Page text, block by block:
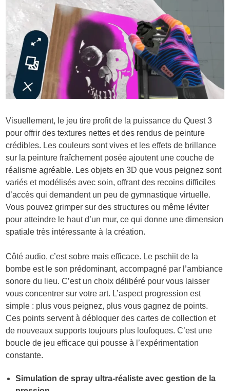
Visuellement, le jeu tire profit de la puissance du Quest 3
pour offrir des textures nettes et des rendus de peinture
crédibles. Les couleurs sont vives et les effets de brillance
sur la peinture fraîchement posée ajoutent une couche de
réalisme agréable. Les objets en 3D que vous peignez sont
variés et modélisés avec soin, offrant des recoins difficiles
d’accès qui demandent un peu de gymnastique virtuelle.
Vous pouvez grimper sur des structures ou même léviter
pour atteindre le haut d’un mur, ce qui donne une dimension
spatiale très intéressante à la création.
Côté audio, c’est sobre mais efficace. Le pschiit de la
bombe est le son prédominant, accompagné par l’ambiance
sonore du lieu. C’est un choix délibéré pour vous laisser
vous concentrer sur votre art. L’aspect progression est
simple : plus vous peignez, plus vous gagnez de points.
Ces points servent à débloquer des cartes de collection et
de nouveaux supports toujours plus loufoques. C’est une
boucle de jeu efficace qui pousse à l’expérimentation
constante.
Simulation de spray ultra-réaliste avec gestion de la